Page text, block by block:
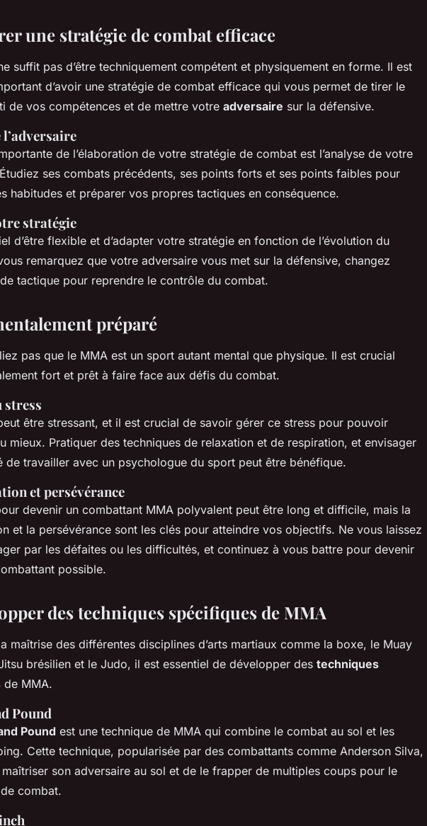
une stratégie de combat efficace
suffit pas d’être techniquement compétent et physiquement en forme. Il est
d’avoir une stratégie de combat efficace qui vous permet de tirer le
de vos compétences et de mettre votre adversaire sur la défensive.
l’adversaire
de l’élaboration de votre stratégie de combat est l’analyse de votre
ses combats précédents, ses points forts et ses points faibles pour
habitudes et préparer vos propres tactiques en conséquence.
stratégie
d’être flexible et d’adapter votre stratégie en fonction de l’évolution du
remarquez que votre adversaire vous met sur la défensive, changez
tactique pour reprendre le contrôle du combat.
préparé
pas que le MMA est un sport autant mental que physique. Il est crucial
fort et prêt à faire face aux défis du combat.
stress
être stressant, et il est crucial de savoir gérer ce stress pour pouvoir
mieux. Pratiquer des techniques de relaxation et de respiration, et envisager
de travailler avec un psychologue du sport peut être bénéfique.
et persévérance
devenir un combattant MMA polyvalent peut être long et difficile, mais la
et la persévérance sont les clés pour atteindre vos objectifs. Ne vous laissez
par les défaites ou les difficultés, et continuez à vous battre pour devenir
possible.
des techniques spécifiques de MMA
maîtrise des différentes disciplines d’arts martiaux comme la boxe, le Muay
brésilien et le Judo, il est essentiel de développer des techniques
de MMA.
Pound
Pound est une technique de MMA qui combine le combat au sol et les
Cette technique, popularisée par des combattants comme Anderson Silva,
son adversaire au sol et de le frapper de multiples coups pour le
combat.